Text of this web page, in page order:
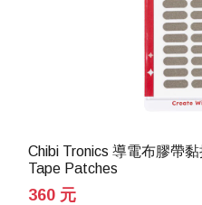
Chibi Tronics 導電布膠帶
Tape Patches
360 元